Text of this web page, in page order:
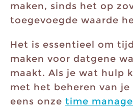
maken, sinds het op
toegevoegde waarde
Het is essentieel om
maken voor datgene
maakt. Als je wat hulp
met het beheren van
eens onze time